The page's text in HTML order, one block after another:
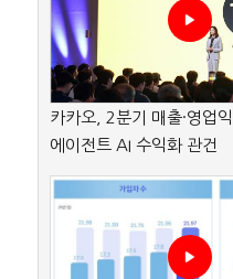
카카오, 2분기 매출·영업
에이전트 AI 수익화 관건